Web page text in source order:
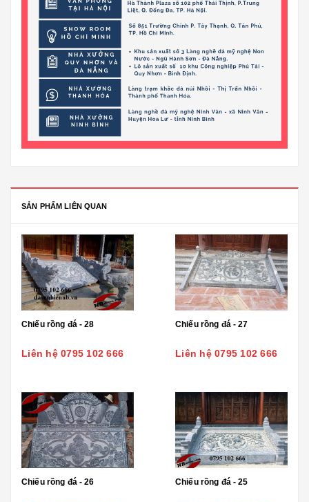
SẢN PHẨM LIÊN QUAN
Chiếu rồng đá - 28
Liên hệ 0795 102 666
Chiếu rồng đá - 27
Liên hệ 0795 102 666
Chiếu rồng đá - 26 Chiếu rồng đá - 25